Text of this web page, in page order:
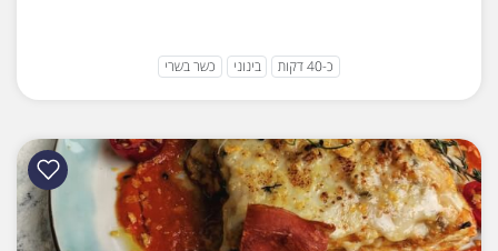
כ-40 דקות בינוני כשר בשרי